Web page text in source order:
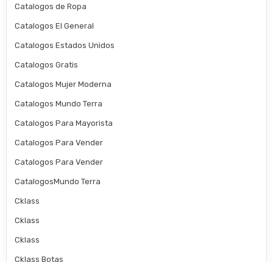
Catalogos de Ropa
Catalogos El General
Catalogos Estados Unidos
Catalogos Gratis
Catalogos Mujer Moderna
Catalogos Mundo Terra
Catalogos Para Mayorista
Catalogos Para Vender
Catalogos Para Vender
CatalogosMundo Terra
Cklass
Cklass
Cklass
Cklass Botas